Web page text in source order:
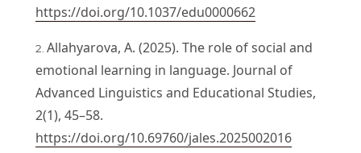
https://doi.org/10.1037/edu0000662
Allahyarova, A. (2025). The role of social and
emotional learning in language. Journal of
Advanced Linguistics and Educational Studies,
2(1), 45–58.
https://doi.org/10.69760/jales.2025002016